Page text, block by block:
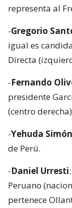
representa al
-Gregorio
igual es
Directa
-Fernando
presidente
(centro
-Yehuda Simón
de Perú.
-Daniel Urresti
Peruano
pertenece